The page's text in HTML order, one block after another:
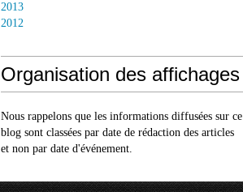
2013
2012
Organisation des affichages
Nous rappelons que les informations diffusées sur ce
blog sont classées par date de rédaction des articles
et non par date d'événement.